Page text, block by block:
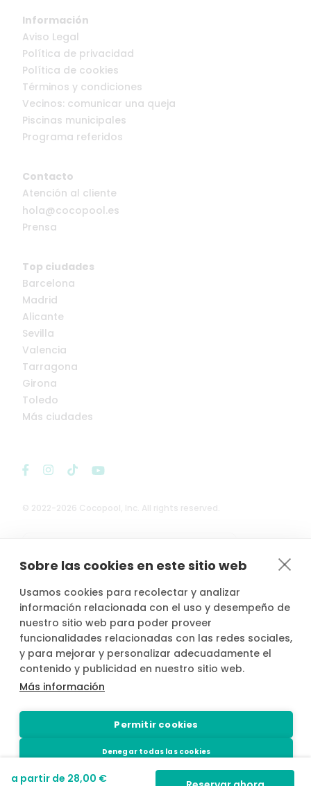
Sobre las cookies en este sitio web
Usamos cookies para recolectar y analizar
información relacionada con el uso y desempeño de
nuestro sitio web para poder proveer
funcionalidades relacionadas con las redes sociales,
y para mejorar y personalizar adecuadamente el
contenido y publicidad en nuestro sitio web.
Más información
Permitir cookies
Denegar todas las cookies
Configuración de cookies
a partir de 28,00 €
© 2022-2026 Cocopool, Inc. All rights reserved.
 Anfitriones asegurados*
Información
Aviso Legal
Política de privacidad
Política de cookies
Términos y condiciones
Vecinos: comunicar una queja
Piscinas municipales
Programa referidos
Contacto
Atención al cliente
hola@cocopool.es
Prensa
Top ciudades
Barcelona
Madrid
Alicante
Sevilla
Valencia
Tarragona
Girona
Toledo
Más ciudades
*Actividad, con seguro voluntario de responsabilidad civil del
propietario, contratado por PLACE4PLAN, S.L. con AXA SEGUROS
GENERALES, S.A. de Seguros y Reaseguros, siempre que conste
notificada la reserva con mínimo 2 horas de antelación.